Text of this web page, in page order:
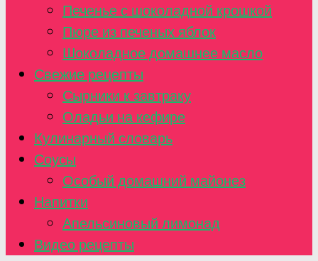
Печенье с шоколадной крошкой
Пюре из печеных яблок
Шоколадное домашнее масло
Свежие рецепты
Сырники к завтраку
Оладьи на кефире
Кулинарный словарь
Соусы
Особый домашний майонез
Напитки
Апельсиновый лимонад
Видео рецепты